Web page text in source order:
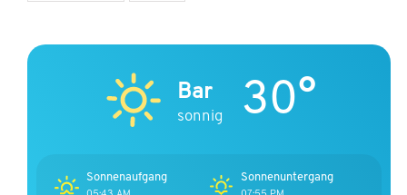
Bar
sonnig 30°
Sonnenaufgang Sonnenuntergang